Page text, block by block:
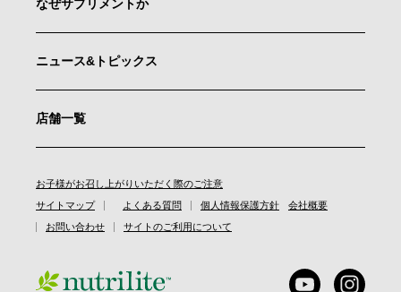
なぜサプリメントか
ニュース&トピックス
店舗一覧
お子様がお召し上がりいただく際のご注意
サイトマップ
よくある質問 個人情報保護方針
会社概要
お問い合わせ
サイトのご利用について